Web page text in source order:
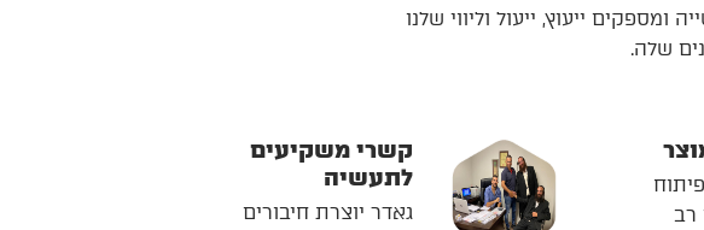
ייעוץ, ייעול וליווי שלנו
שלה.
רב
קשרי משקיעים
לתעשיה
גאדר יוצרת חיבורים